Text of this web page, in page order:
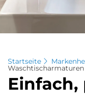
Startseite
Ein­fach,